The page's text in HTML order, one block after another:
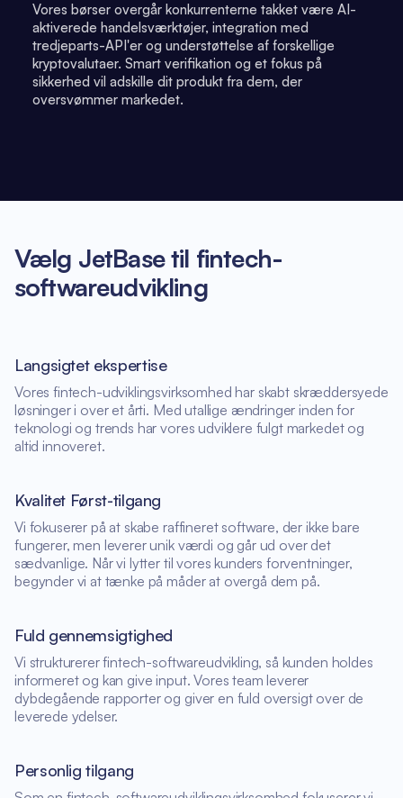
Vores børser overgår konkurrenterne takket være AI-
aktiverede handelsværktøjer, integration med
tredjeparts-API'er og understøttelse af forskellige
kryptovalutaer. Smart verifikation og et fokus på
sikkerhed vil adskille dit produkt fra dem, der
oversvømmer markedet.
Vælg JetBase til fintech-
softwareudvikling
Langsigtet ekspertise
Vores fintech-udviklingsvirksomhed har skabt skræddersyede
løsninger i over et årti. Med utallige ændringer inden for
teknologi og trends har vores udviklere fulgt markedet og
altid innoveret.
Kvalitet Først-tilgang
Vi fokuserer på at skabe raffineret software, der ikke bare
fungerer, men leverer unik værdi og går ud over det
sædvanlige. Når vi lytter til vores kunders forventninger,
begynder vi at tænke på måder at overgå dem på.
Fuld gennemsigtighed
Vi strukturerer fintech-softwareudvikling, så kunden holdes
informeret og kan give input. Vores team leverer
dybdegående rapporter og giver en fuld oversigt over de
leverede ydelser.
Personlig tilgang